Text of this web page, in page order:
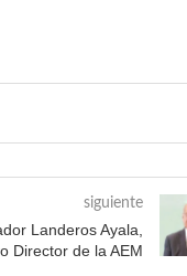
siguiente
Landeros Ayala,
Director de la AEM